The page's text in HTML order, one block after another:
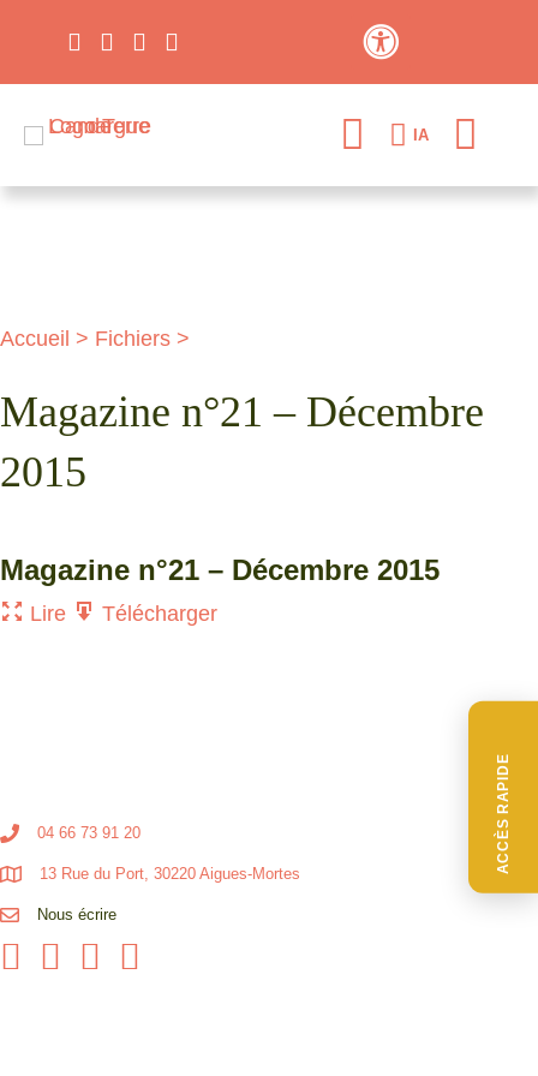
ACCÈS RAPIDE
IA
Accueil > Fichiers >
Magazine n°21 – Décembre
2015
Magazine n°21 – Décembre 2015
Lire Télécharger
04 66 73 91 20
13 Rue du Port, 30220 Aigues-Mortes
Nous écrire